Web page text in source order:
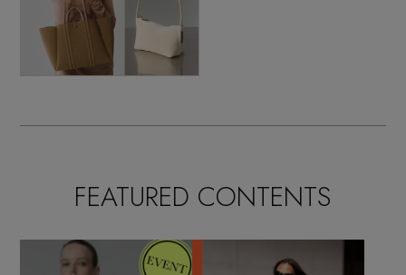
FEATURED CONTENTS